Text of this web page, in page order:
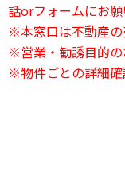
話orフォームにお願
※本窓口は不動産の
※営業・勧誘目的の
※物件ごとの詳細確